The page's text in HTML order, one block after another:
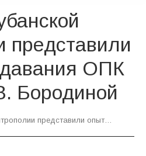
представили
ОПК
Бородиной
представили опыт…